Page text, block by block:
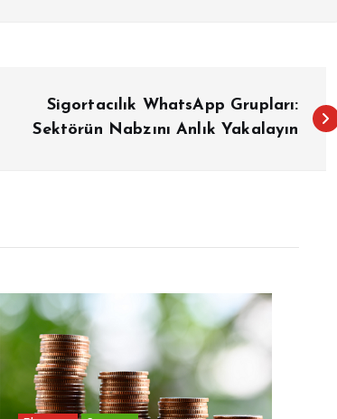
Sigortacılık WhatsApp Grupları:
Sektörün Nabzını Anlık Yakalayın